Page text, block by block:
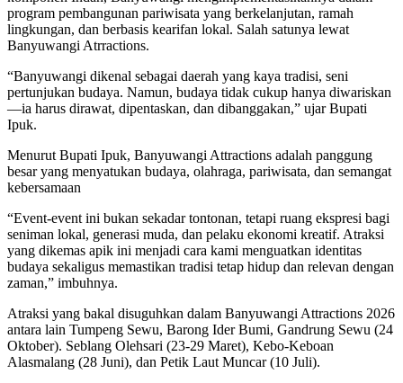
program pembangunan pariwisata yang berkelanjutan, ramah
lingkungan, dan berbasis kearifan lokal. Salah satunya lewat
Banyuwangi Atrractions.
“Banyuwangi dikenal sebagai daerah yang kaya tradisi, seni
pertunjukan budaya. Namun, budaya tidak cukup hanya diwariskan
—ia harus dirawat, dipentaskan, dan dibanggakan,” ujar Bupati
Ipuk.
Menurut Bupati Ipuk, Banyuwangi Attractions adalah panggung
besar yang menyatukan budaya, olahraga, pariwisata, dan semangat
kebersamaan
“Event-event ini bukan sekadar tontonan, tetapi ruang ekspresi bagi
seniman lokal, generasi muda, dan pelaku ekonomi kreatif. Atraksi
yang dikemas apik ini menjadi cara kami menguatkan identitas
budaya sekaligus memastikan tradisi tetap hidup dan relevan dengan
zaman,” imbuhnya.
Atraksi yang bakal disuguhkan dalam Banyuwangi Attractions 2026
antara lain Tumpeng Sewu, Barong Ider Bumi, Gandrung Sewu (24
Oktober). Seblang Olehsari (23-29 Maret), Kebo-Keboan
Alasmalang (28 Juni), dan Petik Laut Muncar (10 Juli).